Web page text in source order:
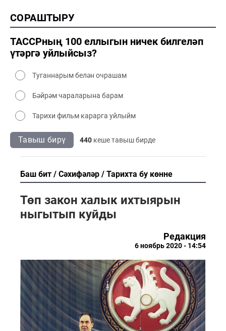
2000 сәнәгать
2000 мәдәният
СОРАШТЫРУ
ТАССРның 100 еллыгын ничек билгеләп
үтәргә уйлыйсыз?
Туганнарым белән очрашам
Бәйрәм чараларына барам
Тарихи фильм карарга уйлыйм
Тавыш бирү 440 кеше тавыш бирде
Баш бит Сәхифәләр Тарихта бу көнне
Төп закон халык ихтыярын
ныгытып куйды
Редакция
6 ноябрь 2020 - 14:54